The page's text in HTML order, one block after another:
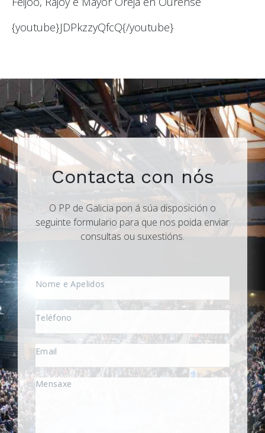
{youtube}JDPkzzyQfcQ{/youtube}
Contacta con nós
O PP de Galicia pon á súa disposición o
seguinte formulario para que nos poida enviar
consultas ou suxestións.